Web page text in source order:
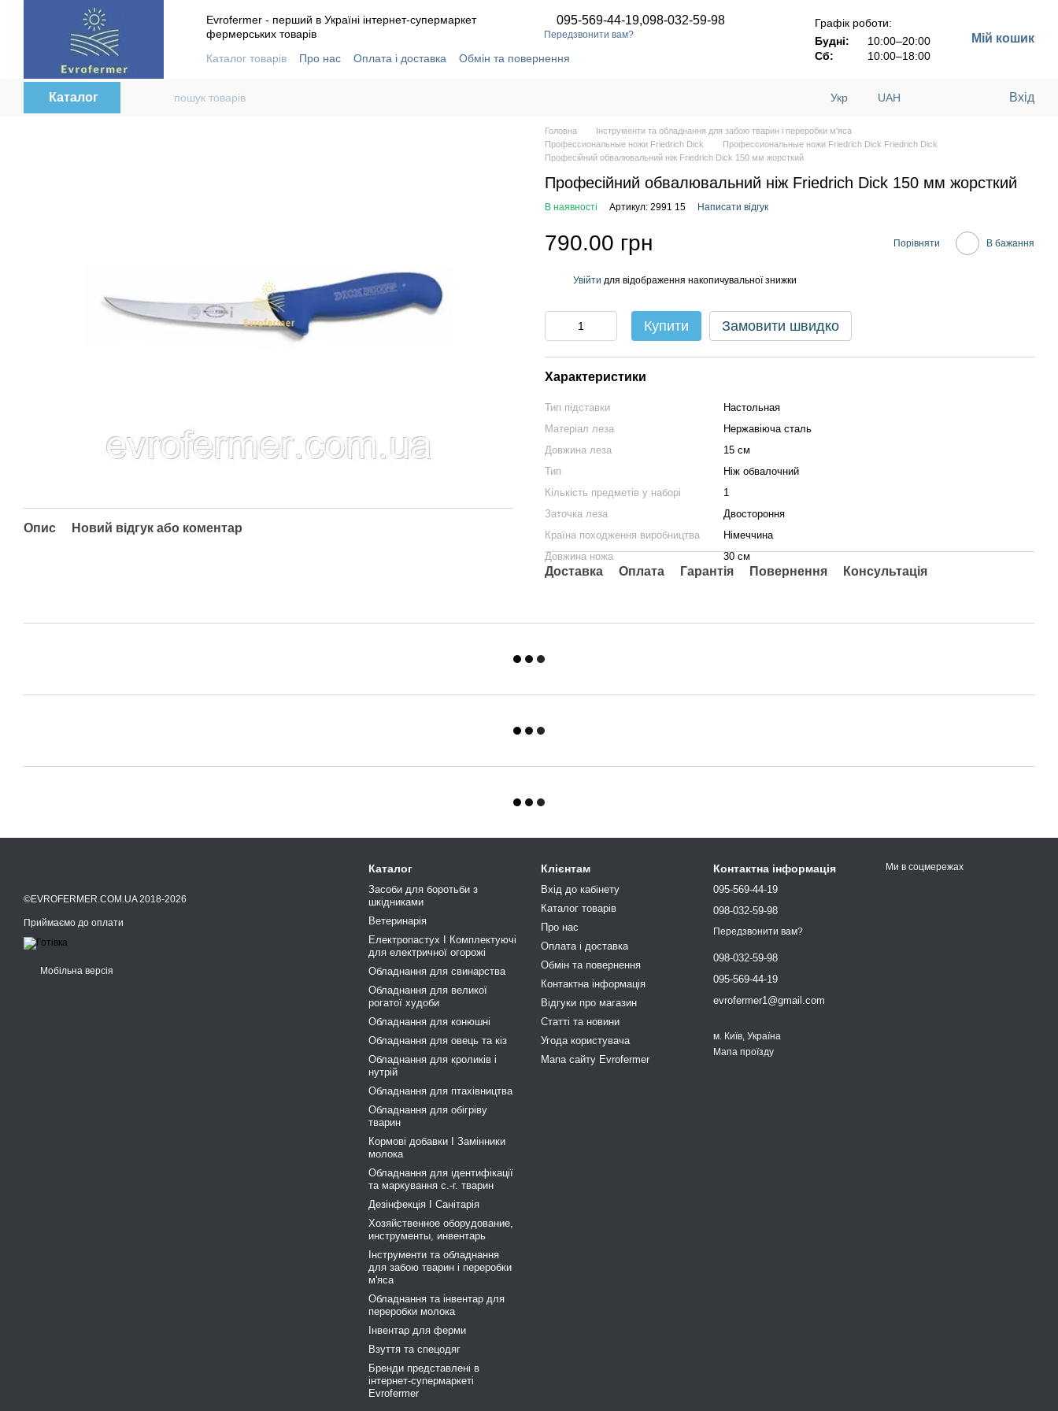
Перейти до основного контенту
Evrofermer - перший в Україні інтернет-супермаркет
фермерських товарів
095-569-44-19,098-032-59-98
Передзвонити вам?
Каталог товарів Про нас Оплата і доставка
Обмін та повернення
Графік роботи:
Будні:
10:00–20:00
Сб:
10:00–18:00
Мій кошик
Каталог Укр UAH Вхід
Опис Новий відгук або коментар
Головна
Інструменти та обладнання для забою тварин і переробки м'яса
Профессиональные ножи Friedrich Dick
Профессиональные ножи Friedrich Dick Friedrich Dick
Професійний обвалювальний ніж Friedrich Dick 150 мм жорсткий
Професійний обвалювальний ніж Friedrich Dick 150 мм жорсткий
В наявності Артикул: 2991 15 Написати відгук
790.00 грн Порівняти В бажання
Увійти для відображення накопичувальної знижки
Купити Замовити швидко
Характеристики
Тип підставки
Настольная
Матеріал леза
Нержавіюча сталь
Довжина леза
15 см
Тип
Ніж обвалочний
Кількість предметів у наборі
1
Заточка леза
Двостороння
Країна походження виробництва
Німеччина
Довжина ножа
30 см
Доставка Оплата Гарантія Повернення Консультація
©EVROFERMER.COM.UA 2018-2026
Приймаємо до оплати
Мобільна версія
Каталог
Засоби для боротьби з
шкідниками
Ветеринарія
Електропастух І Комплектуючі
для електричної огорожі
Обладнання для свинарства
Обладнання для великої
рогатої худоби
Обладнання для конюшні
Обладнання для овець та кіз
Обладнання для кроликів і
нутрій
Обладнання для птахівництва
Обладнання для обігріву
тварин
Кормові добавки І Замінники
молока
Обладнання для ідентифікації
та маркування с.-г. тварин
Дезінфекція І Санітарія
Хозяйственное оборудование,
инструменты, инвентарь
Інструменти та обладнання
для забою тварин і переробки
м'яса
Обладнання та інвентар для
переробки молока
Інвентар для ферми
Взуття та спецодяг
Бренди представлені в
інтернет-супермаркеті
Evrofermer
Клієнтам
Вхід до кабінету
Каталог товарів
Про нас
Оплата і доставка
Обмін та повернення
Контактна інформація
Відгуки про магазин
Статті та новини
Угода користувача
Мапа сайту Evrofermer
Контактна інформація
095-569-44-19
098-032-59-98
Передзвонити вам?
098-032-59-98
095-569-44-19
evrofermer1@gmail.com
м. Київ, Україна
Мапа проїзду
Ми в соцмережах